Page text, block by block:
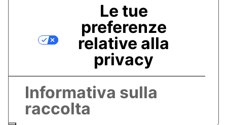
Informativa sulla
raccolta
Le tue
preferenze
relative alla
privacy